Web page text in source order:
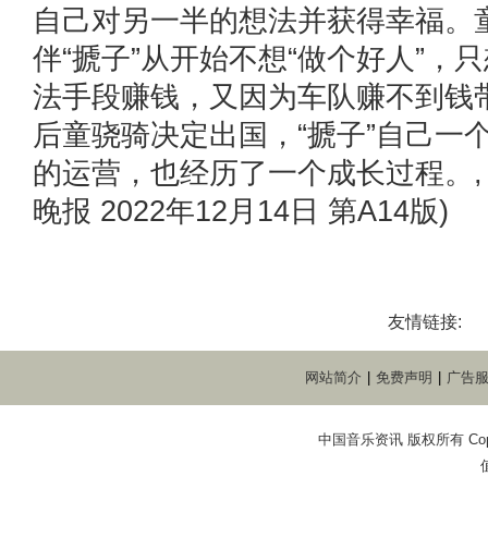
自己对另一半的想法并获得幸福。
伴“搋子”从开始不想“做个好人”，
法手段赚钱，又因为车队赚不到钱
后童骁骑决定出国，“搋子”自己一
的运营，也经历了一个成长过
晚报 2022年12月14日 第A14版)
友情链接:
网站简介 免费声明 广告
中国音乐资讯 版权所有